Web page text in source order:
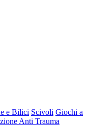
e Bilici Scivoli Giochi a
Anti Trauma